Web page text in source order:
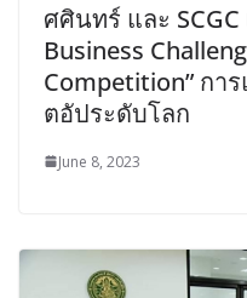
ศศินทร์ และ SCGC
Business
Competition” กา
ตอัประดับโลก
June 8, 2023